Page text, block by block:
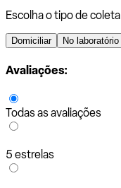
Escolha o tipo de coleta
Domiciliar No laboratório
Avaliações:
Todas as avaliações
5 estrelas